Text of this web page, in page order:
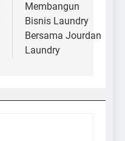
Membangun
Bisnis Laundry
Bersama Jourdan
Laundry